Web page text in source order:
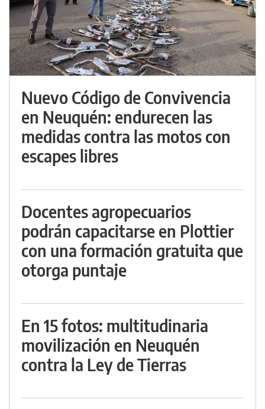
Nuevo Código de Convivencia
en Neuquén: endurecen las
medidas contra las motos con
escapes libres
Docentes agropecuarios
podrán capacitarse en Plottier
con una formación gratuita que
otorga puntaje
En 15 fotos: multitudinaria
movilización en Neuquén
contra la Ley de Tierras